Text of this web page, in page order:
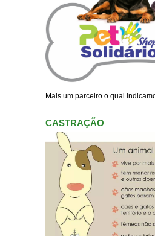
Mais um parceiro o qual
CASTRAÇÃO